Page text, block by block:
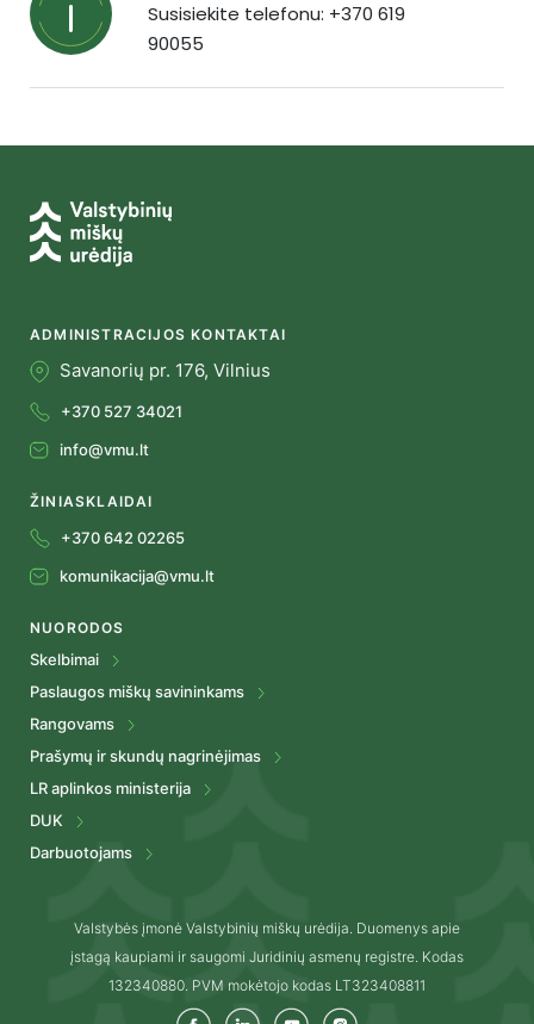
Susisiekite telefonu: +370 619
90055
ADMINISTRACIJOS KONTAKTAI
Savanorių pr. 176, Vilnius
+370 527 34021
info@vmu.lt
ŽINIASKLAIDAI
+370 642 02265
komunikacija@vmu.lt
NUORODOS
Skelbimai
Paslaugos miškų savininkams
Rangovams
Prašymų ir skundų nagrinėjimas
LR aplinkos ministerija
DUK
Darbuotojams
Valstybės įmonė Valstybinių miškų urėdija. Duomenys apie
įstagą kaupiami ir saugomi Juridinių asmenų registre. Kodas
132340880. PVM mokėtojo kodas LT323408811